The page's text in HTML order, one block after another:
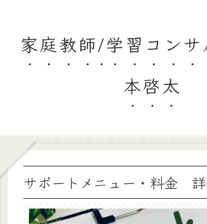
家庭教師/学習コン
本啓太
サポートメニュー・料金